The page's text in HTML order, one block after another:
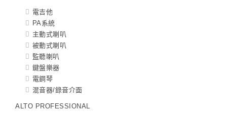
電吉他
PA系統
主動式喇叭
被動式喇叭
監聽喇叭
鍵盤樂器
電鋼琴
混音器/錄音介面
ALTO PROFESSIONAL